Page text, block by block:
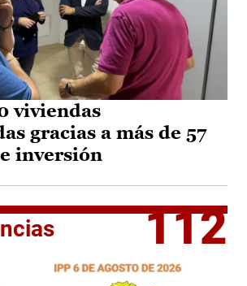
viviendas
gracias a más de 57
inversión
112